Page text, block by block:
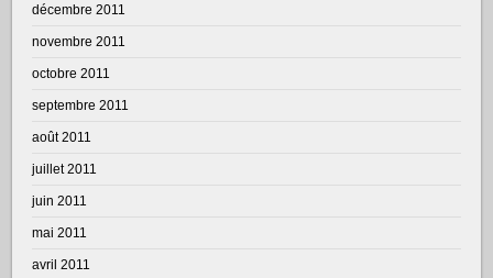
décembre 2011
novembre 2011
octobre 2011
septembre 2011
août 2011
juillet 2011
juin 2011
mai 2011
avril 2011